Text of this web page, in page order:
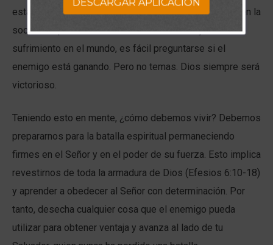
está presente en toda la Escritura y se hace evidente en la
sociedad que nos rodea. Al observar el mal y el
sufrimiento en el mundo, es fácil preguntarse si el
enemigo está ganando. Pero no temas. Dios siempre será
victorioso.
Teniendo esto en mente, ¿cómo debemos vivir? Debemos
prepararnos para la batalla espiritual permaneciendo
firmes en el Señor y en el poder de su fuerza. Esto implica
revestirnos de toda la armadura de Dios (Efesios 6:10-18)
y aprender a obedecer al Señor con determinación. Por
tanto, desecha cualquier cosa que el enemigo pueda
utilizar para obtener ventaja y avanza al lado de tu
DESCARGAR APLICACION